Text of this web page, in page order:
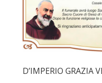
D’IMPERIO GRAZIA